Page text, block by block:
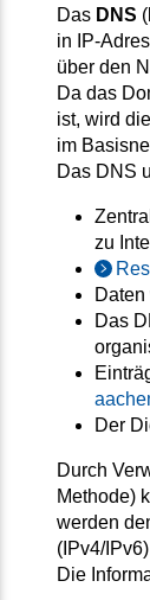
Das DNS (
in IP-
über den
Da das
ist, wird
im
Das DNS
zu
Das
Der
Durch
Methode)
werden
(IPv4/
Die